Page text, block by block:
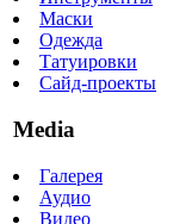
Маски
Одежда
Татуировки
Сайд-проекты
Media
Галерея
Аудио
Видео